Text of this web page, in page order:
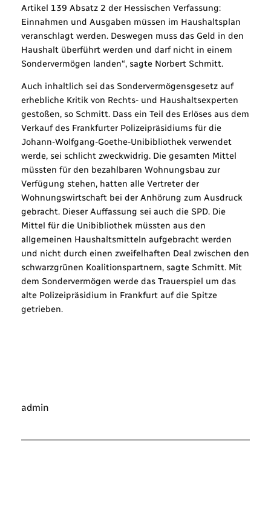
Artikel 139 Absatz 2 der Hessischen Verfassung:
Einnahmen und Ausgaben müssen im Haushaltsplan
veranschlagt werden. Deswegen muss das Geld in den
Haushalt überführt werden und darf nicht in einem
Sondervermögen landen“, sagte Norbert Schmitt.
Auch inhaltlich sei das Sondervermögensgesetz auf
erhebliche Kritik von Rechts- und Haushaltsexperten
gestoßen, so Schmitt. Dass ein Teil des Erlöses aus dem
Verkauf des Frankfurter Polizeipräsidiums für die
Johann-Wolfgang-Goethe-Unibibliothek verwendet
werde, sei schlicht zweckwidrig. Die gesamten Mittel
müssten für den bezahlbaren Wohnungsbau zur
Verfügung stehen, hatten alle Vertreter der
Wohnungswirtschaft bei der Anhörung zum Ausdruck
gebracht. Dieser Auffassung sei auch die SPD. Die
Mittel für die Unibibliothek müssten aus den
allgemeinen Haushaltsmitteln aufgebracht werden
und nicht durch einen zweifelhaften Deal zwischen den
schwarzgrünen Koalitionspartnern, sagte Schmitt. Mit
dem Sondervermögen werde das Trauerspiel um das
alte Polizeipräsidium in Frankfurt auf die Spitze
getrieben.
admin